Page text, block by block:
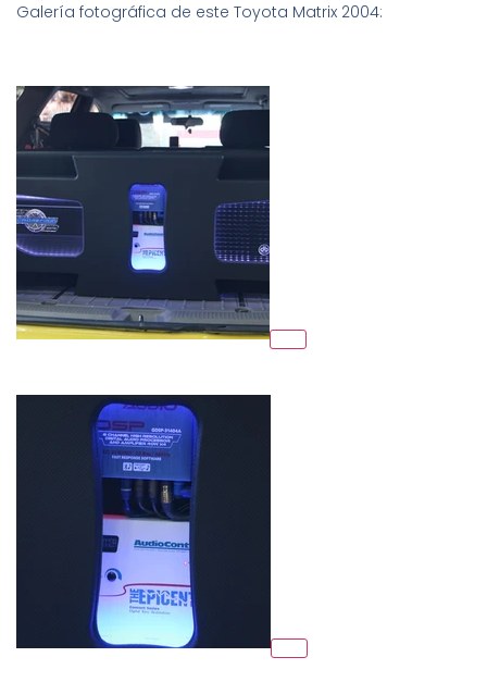
Galería fotográfica de este Toyota Matrix 2004: